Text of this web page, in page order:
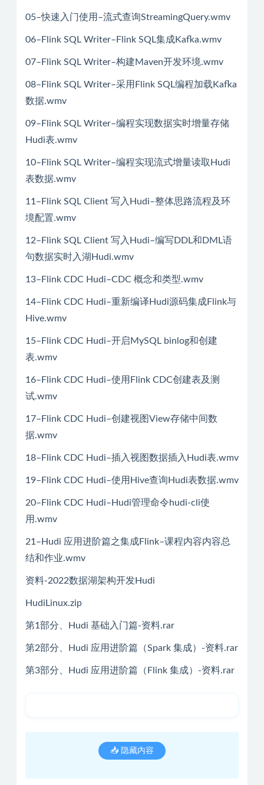
05–快速入门使用–流式查询StreamingQuery.wmv
06–Flink SQL Writer–Flink SQL集成Kafka.wmv
07–Flink SQL Writer–构建Maven开发环境.wmv
08–Flink SQL Writer–采用Flink SQL编程加载Kafka
数据.wmv
09–Flink SQL Writer–编程实现数据实时增量存储
Hudi表.wmv
10–Flink SQL Writer–编程实现流式增量读取Hudi
表数据.wmv
11–Flink SQL Client 写入Hudi–整体思路流程及环
境配置.wmv
12–Flink SQL Client 写入Hudi–编写DDL和DML语
句数据实时入湖Hudi.wmv
13–Flink CDC Hudi–CDC 概念和类型.wmv
14–Flink CDC Hudi–重新编译Hudi源码集成Flink与
Hive.wmv
15–Flink CDC Hudi–开启MySQL binlog和创建
表.wmv
16–Flink CDC Hudi–使用Flink CDC创建表及测
试.wmv
17–Flink CDC Hudi–创建视图View存储中间数
据.wmv
18–Flink CDC Hudi–插入视图数据插入Hudi表.wmv
19–Flink CDC Hudi–使用Hive查询Hudi表数据.wmv
20–Flink CDC Hudi–Hudi管理命令hudi-cli使
用.wmv
21–Hudi 应用进阶篇之集成Flink–课程内容内容总
结和作业.wmv
资料-2022数据湖架构开发Hudi
HudiLinux.zip
第1部分、Hudi 基础入门篇-资料.rar
第2部分、Hudi 应用进阶篇（Spark 集成）-资料.rar
第3部分、Hudi 应用进阶篇（Flink 集成）-资料.rar
📥 隐藏内容